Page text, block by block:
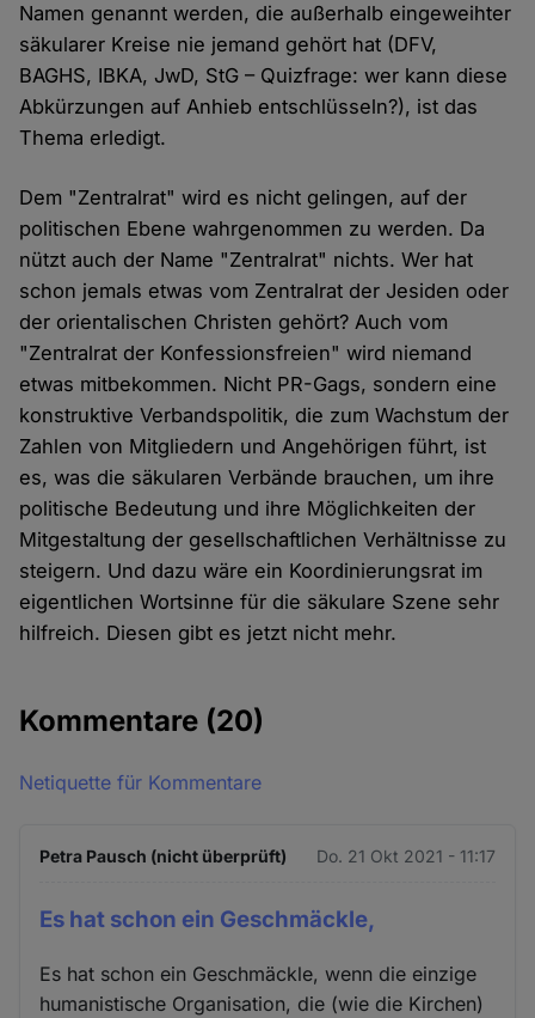
Namen genannt werden, die außerhalb eingeweihter
säkularer Kreise nie jemand gehört hat (DFV,
BAGHS, IBKA, JwD, StG – Quizfrage: wer kann diese
Abkürzungen auf Anhieb entschlüsseln?), ist das
Thema erledigt.
Dem "Zentralrat" wird es nicht gelingen, auf der
politischen Ebene wahrgenommen zu werden. Da
nützt auch der Name "Zentralrat" nichts. Wer hat
schon jemals etwas vom Zentralrat der Jesiden oder
der orientalischen Christen gehört? Auch vom
"Zentralrat der Konfessionsfreien" wird niemand
etwas mitbekommen. Nicht PR-Gags, sondern eine
konstruktive Verbandspolitik, die zum Wachstum der
Zahlen von Mitgliedern und Angehörigen führt, ist
es, was die säkularen Verbände brauchen, um ihre
politische Bedeutung und ihre Möglichkeiten der
Mitgestaltung der gesellschaftlichen Verhältnisse zu
steigern. Und dazu wäre ein Koordinierungsrat im
eigentlichen Wortsinne für die säkulare Szene sehr
hilfreich. Diesen gibt es jetzt nicht mehr.
Kommentare (20)
Netiquette für Kommentare
Petra Pausch (nicht überprüft) Do. 21 Okt 2021 - 11:17
Es hat schon ein Geschmäckle,
Es hat schon ein Geschmäckle, wenn die einzige
humanistische Organisation, die (wie die Kirchen)